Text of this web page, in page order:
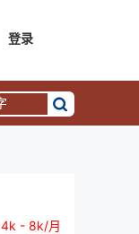
登录
4k - 8k/月